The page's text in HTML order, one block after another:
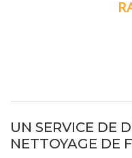
UN SERVICE DE
NETTOYAGE DE